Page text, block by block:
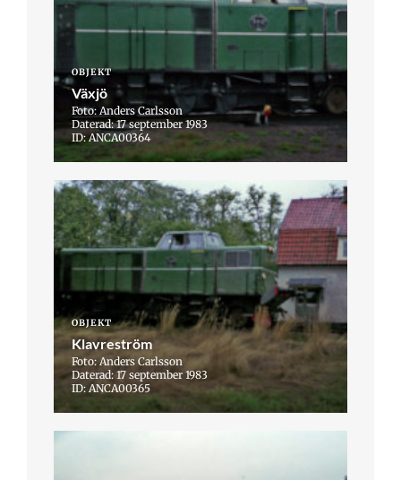
OBJEKT
Växjö
Foto: Anders Carlsson
Daterad: 17 september 1983
ID: ANCA00364
OBJEKT
Klavreström
Foto: Anders Carlsson
Daterad: 17 september 1983
ID: ANCA00365